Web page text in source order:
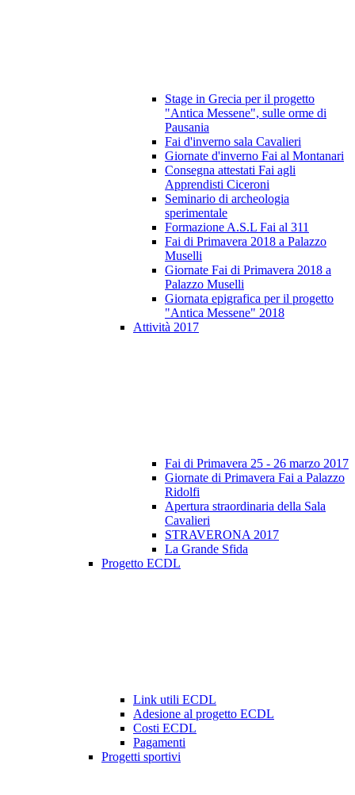
Stage in Grecia per il progetto
"Antica Messene", sulle orme di
Pausania
Fai d'inverno sala Cavalieri
Giornate d'inverno Fai al Montanari
Consegna attestati Fai agli
Apprendisti Ciceroni
Seminario di archeologia
sperimentale
Formazione A.S.L Fai al 311
Fai di Primavera 2018 a Palazzo
Muselli
Giornate Fai di Primavera 2018 a
Palazzo Muselli
Giornata epigrafica per il progetto
"Antica Messene" 2018
Attività 2017
Fai di Primavera 25 - 26 marzo 2017
Giornate di Primavera Fai a Palazzo
Ridolfi
Apertura straordinaria della Sala
Cavalieri
STRAVERONA 2017
La Grande Sfida
Progetto ECDL
Link utili ECDL
Adesione al progetto ECDL
Costi ECDL
Pagamenti
Progetti sportivi